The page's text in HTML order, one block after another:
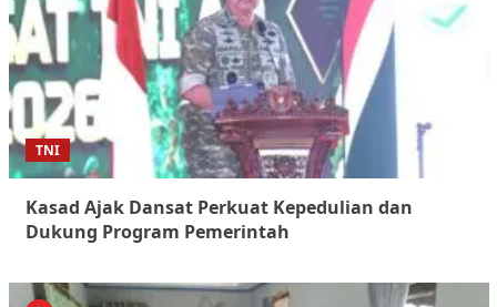
TNI
Kasad Ajak Dansat Perkuat Kepedulian dan
Dukung Program Pemerintah